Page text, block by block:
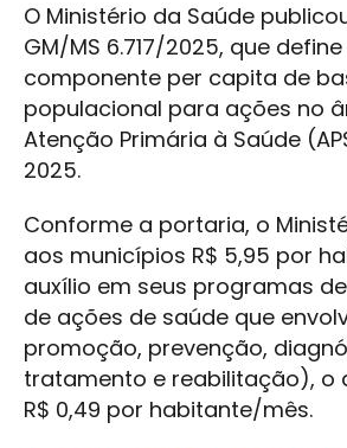
O Ministério da Saúde
GM/MS 6.717/2025, que
componente per capita de
populacional para ações no
Atenção Primária à Saúde
2025.
Conforme a portaria, o
aos municípios R$ 5,95 por
auxílio em seus programas
de ações de saúde que
promoção, prevenção,
tratamento e reabilitação), o
R$ 0,49 por habitante/mês.